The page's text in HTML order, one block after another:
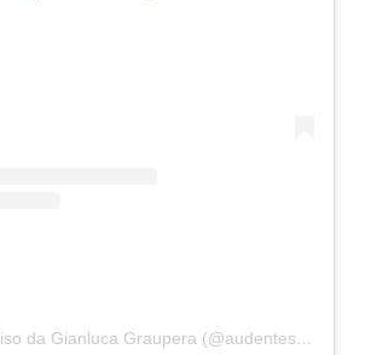
Un post condiviso da Gianluca Graupera (@audentes_fortuna.iuvat)